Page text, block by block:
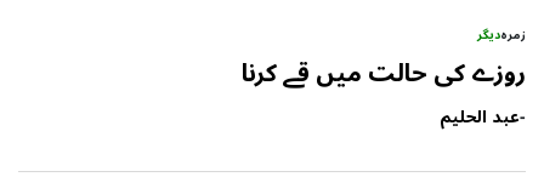
زمرہدیگر
روزے کی حالت میں قے کرنا
-عبد الحلیم